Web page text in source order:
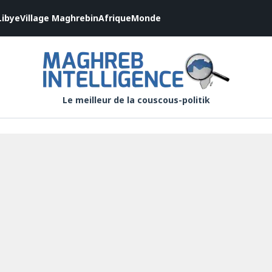
Village MaghrebinAfriqueMonde
Le meilleur de la couscous-politik